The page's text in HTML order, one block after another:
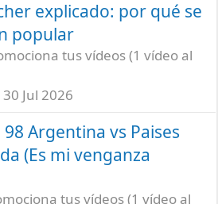
explicado: por qué se
popular
tus vídeos (1 vídeo al
30 Jul 2026
Argentina vs Paises
(Es mi venganza
tus vídeos (1 vídeo al